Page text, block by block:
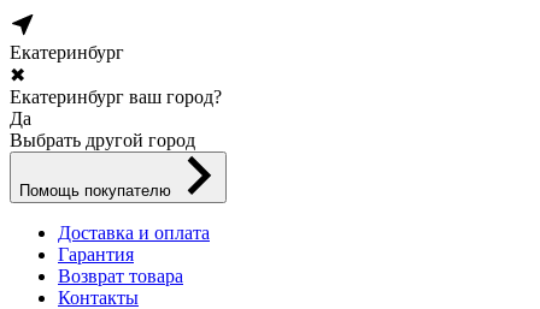
Екатеринбург
✖
Екатеринбург ваш город?
Да
Выбрать другой город
Помощь покупателю
Доставка и оплата
Гарантия
Возврат товара
Контакты